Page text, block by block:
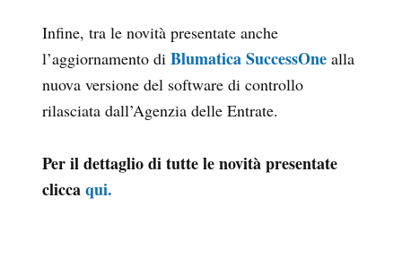
Infine, tra le novità presentate anche
l’aggiornamento di Blumatica SuccessOne alla
nuova versione del software di controllo
rilasciata dall’Agenzia delle Entrate.
Per il dettaglio di tutte le novità presentate
cliccaqui.